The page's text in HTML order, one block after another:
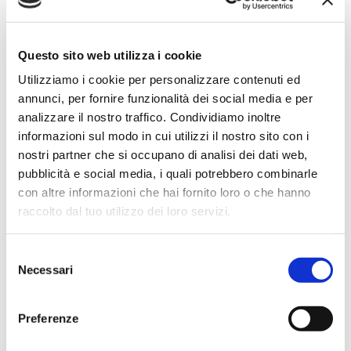
Questo sito web utilizza i cookie
Utilizziamo i cookie per personalizzare contenuti ed
annunci, per fornire funzionalità dei social media e per
analizzare il nostro traffico. Condividiamo inoltre
informazioni sul modo in cui utilizzi il nostro sito con i
nostri partner che si occupano di analisi dei dati web,
pubblicità e social media, i quali potrebbero combinarle
con altre informazioni che hai fornito loro o che hanno
raccolto dal tuo utilizzo dei loro servizi.
delNecessari
Preferenze
Simone Gasparoni
★★★★★
Ottima esperienza d’acquisto. Comunicazione
puntuale e cordiale, spedizione rapida e prodotti
effettivamente disponibili come indicato sul sito, senza
sorprese o ritardi. Servizio affidabile e professionale.
Negozio assolutamente consigliato, acqui..
Ho acquistato un Selmer Super Action 80 serie I da
Biasin e sono rimasto davvero super soddisfatto. Il sax